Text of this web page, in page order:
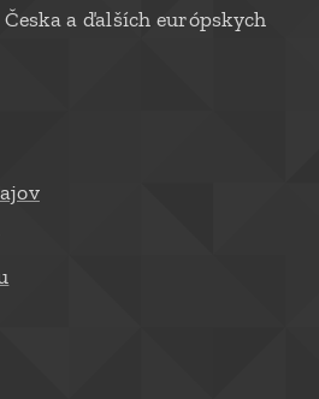
a ďalších európskych